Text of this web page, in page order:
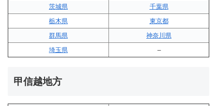
茨城県
千葉県
栃木県
東京都
群馬県
神奈川県
埼玉県
–
甲信越地方